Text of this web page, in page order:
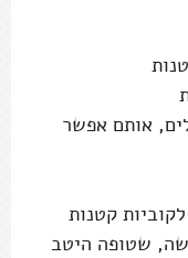
אותם אפשר
אפונה יבשה, שטופה היטב